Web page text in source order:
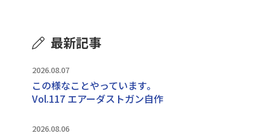
最新記事
2026.08.07
この様なことやっています｡
Vol.117 エアーダストガン自作
2026.08.06